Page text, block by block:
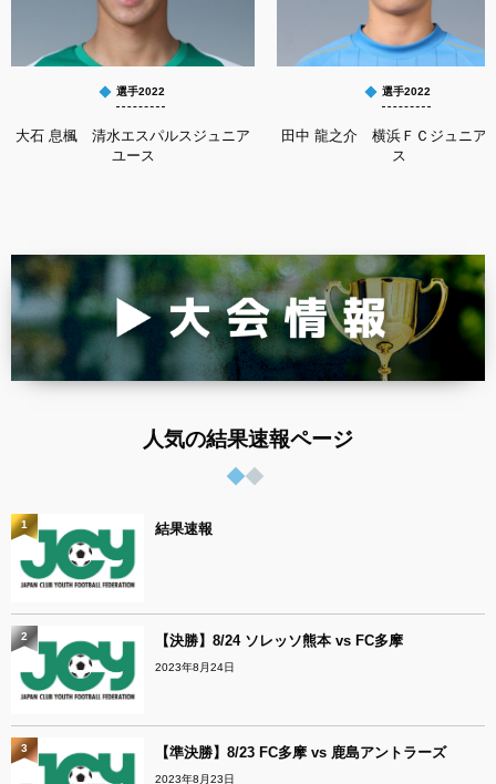
選手2022
大石 息楓 清水エスパルスジュニア
ユース
選手2022
田中 龍之介 横浜ＦＣジュニア
ス
人気の結果速報ページ
結果速報
1
【決勝】8/24 ソレッソ熊本 vs FC多摩
2023年8月24日
2
【準決勝】8/23 FC多摩 vs 鹿島アントラーズ
2023年8月23日
3